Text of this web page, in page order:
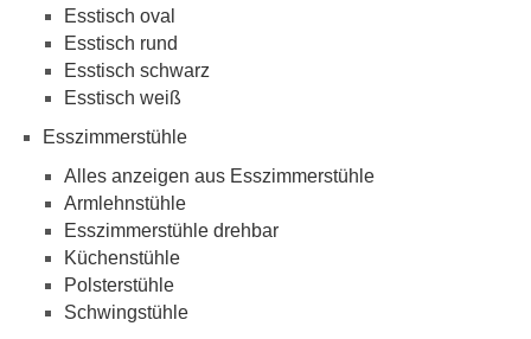
Esstisch oval
Esstisch rund
Esstisch schwarz
Esstisch weiß
Esszimmerstühle
Alles anzeigen aus Esszimmerstühle
Armlehnstühle
Esszimmerstühle drehbar
Küchenstühle
Polsterstühle
Schwingstühle